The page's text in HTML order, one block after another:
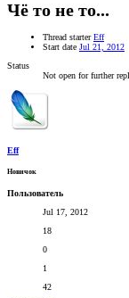
Чё то не то...
Thread starter Eff
Start date Jul 21, 2012
Status
Not open for further
Eff
Новичок
Пользователь
Jul 17, 2012
18
0
1
42